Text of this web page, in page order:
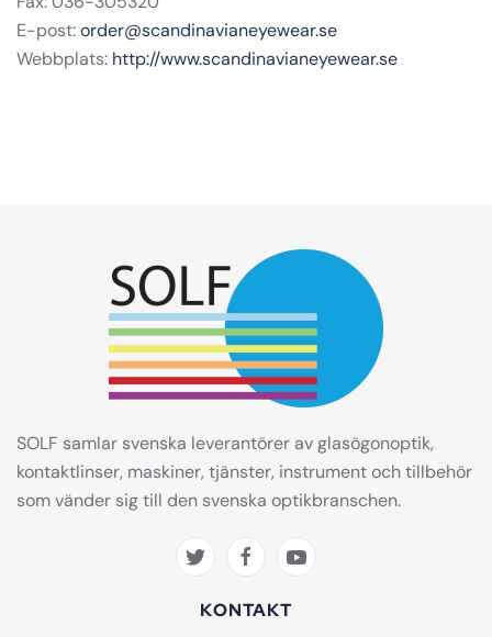
E-post:order@scandinavianeyewear.se
Webbplats: http://www.scandinavianeyewear.se
SOLF samlar svenska leverantörer av glasögonoptik,
kontaktlinser, maskiner, tjänster, instrument och tillbehör
som vänder sig till den svenska optikbranschen.
KONTAKT